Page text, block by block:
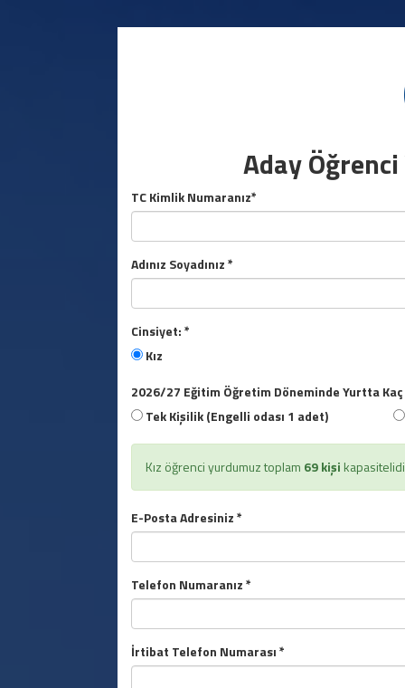
Aday
TC Kimlik Numaranız*
Adınız Soyadınız *
Cinsiyet: *
Kız
2026/27 Eğitim Öğretim Döneminde Yurtta
Tek Kişilik (Engelli odası 1 adet)
Kız öğrenci yurdumuz toplam 69 kişi
E-Posta Adresiniz *
Telefon Numaranız *
İrtibat Telefon Numarası *